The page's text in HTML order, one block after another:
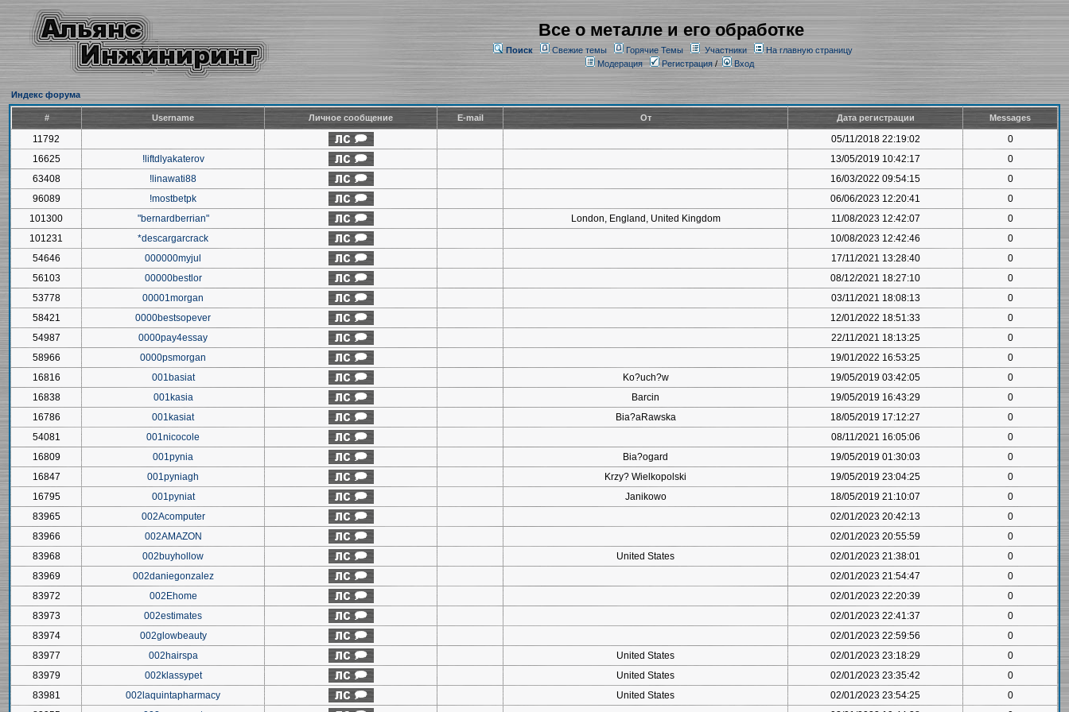
Все о металле и его обработке
Поиск Свежие темы Горячие Темы Участники
На главную страницу
Модерация
Регистрация/ Вход
Индекс форума
# Username Личное сообщение E-mail От Дата регистрации Messages
11792 05/11/2018 22:19:02
0
16625
!liftdlyakaterov 13/05/2019 10:42:17
0
63408
!linawati88 16/03/2022 09:54:15
0
96089
!mostbetpk 06/06/2023 12:20:41
0
101300
"bernardberrian" London, England, United Kingdom 11/08/2023 12:42:07
0
101231
*descargarcrack 10/08/2023 12:42:46
0
54646
000000myjul 17/11/2021 13:28:40
0
56103
00000bestlor 08/12/2021 18:27:10
0
53778
00001morgan 03/11/2021 18:08:13
0
58421
0000bestsopever 12/01/2022 18:51:33
0
54987
0000pay4essay 22/11/2021 18:13:25
0
58966
0000psmorgan 19/01/2022 16:53:25
0
16816
001basiat Ko?uch?w 19/05/2019 03:42:05
0
16838
001kasia Barcin 19/05/2019 16:43:29
0
16786
001kasiat Bia?aRawska 18/05/2019 17:12:27
0
54081
001nicocole 08/11/2021 16:05:06
0
16809
001pynia Bia?ogard 19/05/2019 01:30:03
0
16847
001pyniagh Krzy? Wielkopolski 19/05/2019 23:04:25
0
16795
001pyniat Janikowo 18/05/2019 21:10:07
0
83965
002Acomputer 02/01/2023 20:42:13
0
83966
002AMAZON 02/01/2023 20:55:59
0
83968
002buyhollow United States 02/01/2023 21:38:01
0
83969
002daniegonzalez 02/01/2023 21:54:47
0
83972
002Ehome 02/01/2023 22:20:39
0
83973
002estimates 02/01/2023 22:41:37
0
83974
002glowbeauty 02/01/2023 22:59:56
0
83977
002hairspa United States 02/01/2023 23:18:29
0
83979
002klassypet United States 02/01/2023 23:35:42
0
83981
002laquintapharmacy United States 02/01/2023 23:54:25
0